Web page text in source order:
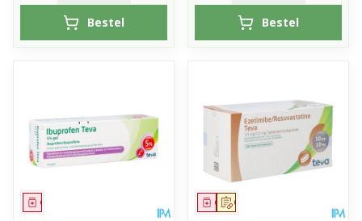
Bestel Bestel
Geneesmiddel Op voorschrift
Geneesmiddel